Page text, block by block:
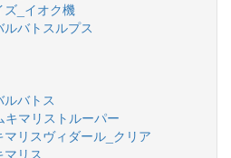
_イオク機
バトスルプス
バトス
マリストルーパー
リスヴィダール_クリア
リス